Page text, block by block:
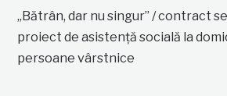
„Bătrân, dar nu singur” / contract
proiect de asistență socială la
persoane vârstnice